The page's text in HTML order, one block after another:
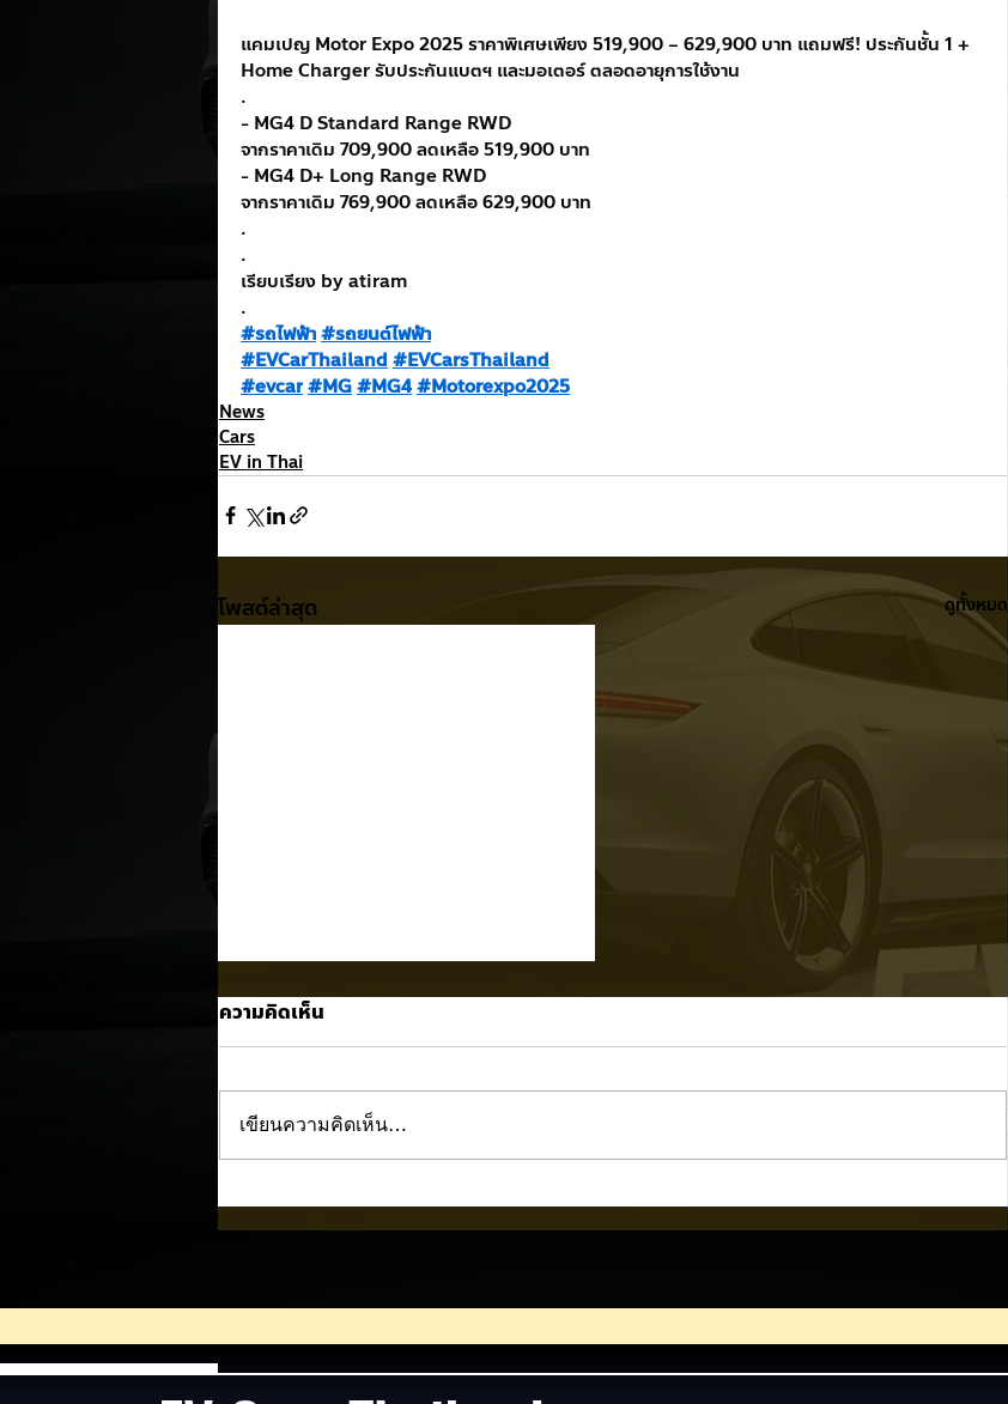
แคมเปญ Motor Expo 2025 ราคาพิเศษเพียง 519,900 – 629,900 บาท แถมฟรี! ประกันชั้น 1 +
Home Charger รับประกันแบตฯ และมอเตอร์ ตลอดอายุการใช้งาน
.
- MG4 D Standard Range RWD
จากราคาเดิม 709,900 ลดเหลือ 519,900 บาท
- MG4 D+ Long Range RWD
จากราคาเดิม 769,900 ลดเหลือ 629,900 บาท
.
.
เรียบเรียง by atiram
.
#รถไฟฟ้า#รถยนต์ไฟฟ้า
#EVCarThailand #EVCarsThailand
#evcar#MG#MG4#Motorexpo2025
News
Cars
EV in Thai
โพสต์ล่าสุด ดูทั้งหมด
Mercedes-AMG ทุบสถิติใหม่
ความคิดเห็น
เขียนความคิดเห็น…